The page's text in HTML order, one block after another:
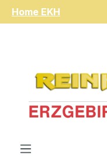
Zum Hauptinhalt
Home EKH